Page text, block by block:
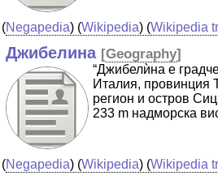
(Negapedia) (Wikipedia) (Wikipedia
Джибелина [Geography]
“Джибелѝна е
Италия, провинция
регион и остров
233 m надморска
(Negapedia) (Wikipedia) (Wikipedia